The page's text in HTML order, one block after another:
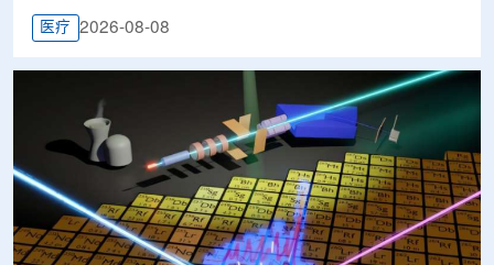
医疗 2026-08-08